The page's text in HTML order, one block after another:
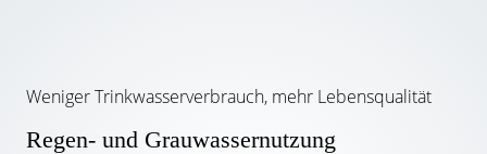
Weniger Trinkwasserverbrauch, mehr Lebensqualität
Regen- und Grauwassernutzung